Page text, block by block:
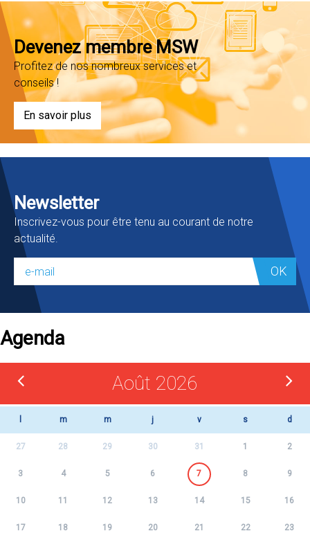
Devenez membre MSW
Profitez de nos nombreux services et
conseils !
En savoir plus
Newsletter
Inscrivez-vous pour être tenu au courant de notre
actualité.
OK
Agenda
Août 2026
m m j v s d
27 28 29 30 31 1 2
3 4 5 6 7 8 9
10 11 12 13 14 15 16
17 18 19 20 21 22 23